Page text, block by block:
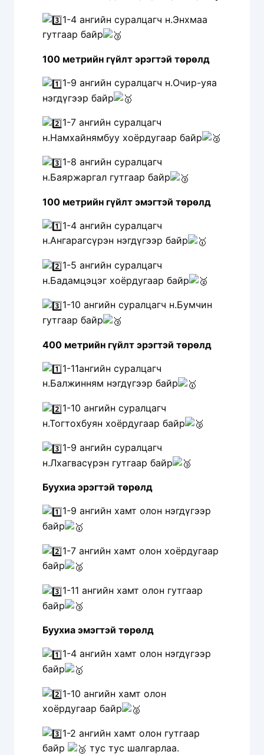
1-4 ангийн суралцагч н.Энхмаа
гутгаар байр
100 метрийн гүйлт эрэгтэй төрөлд
1-9 ангийн суралцагч н.Очир-уяа
нэгдүгээр байр
1-7 ангийн суралцагч
н.Намхайнямбуу хоёрдугаар байр
1-8 ангийн суралцагч
н.Баяржаргал гутгаар байр
100 метрийн гүйлт эмэгтэй төрөлд
1-4 ангийн суралцагч
н.Ангарагсүрэн нэгдүгээр байр
1-5 ангийн суралцагч
н.Бадамцэцэг хоёрдугаар байр
1-10 ангийн суралцагч н.Бумчин
гутгаар байр
400 метрийн гүйлт эрэгтэй төрөлд
1-11ангийн суралцагч
н.Балжинням нэгдүгээр байр
1-10 ангийн суралцагч
н.Тогтохбуян хоёрдугаар байр
1-9 ангийн суралцагч
н.Лхагвасүрэн гутгаар байр
Буухиа эрэгтэй төрөлд
1-9 ангийн хамт олон нэгдүгээр
байр
1-7 ангийн хамт олон хоёрдугаар
байр
1-11 ангийн хамт олон гутгаар
байр
Буухиа эмэгтэй төрөлд
1-4 ангийн хамт олон нэгдүгээр
байр
1-10 ангийн хамт олон
хоёрдугаар байр
1-2 ангийн хамт олон гутгаар
байр
тус тус шалгарлаа.